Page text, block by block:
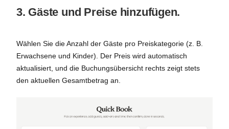
3. Gäste und Preise hinzufügen.
Wählen Sie die Anzahl der Gäste pro Preiskategorie (z. B.
Erwachsene und Kinder). Der Preis wird automatisch
aktualisiert, und die Buchungsübersicht rechts zeigt stets
den aktuellen Gesamtbetrag an.